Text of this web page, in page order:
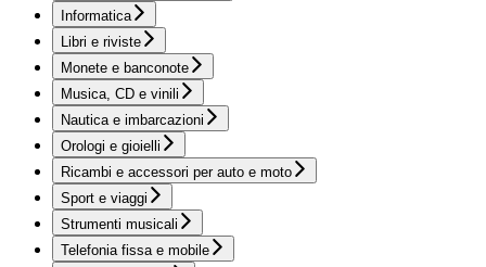
Informatica
Libri e riviste
Monete e banconote
Musica, CD e vinili
Nautica e imbarcazioni
Orologi e gioielli
Ricambi e accessori per auto e moto
Sport e viaggi
Strumenti musicali
Telefonia fissa e mobile